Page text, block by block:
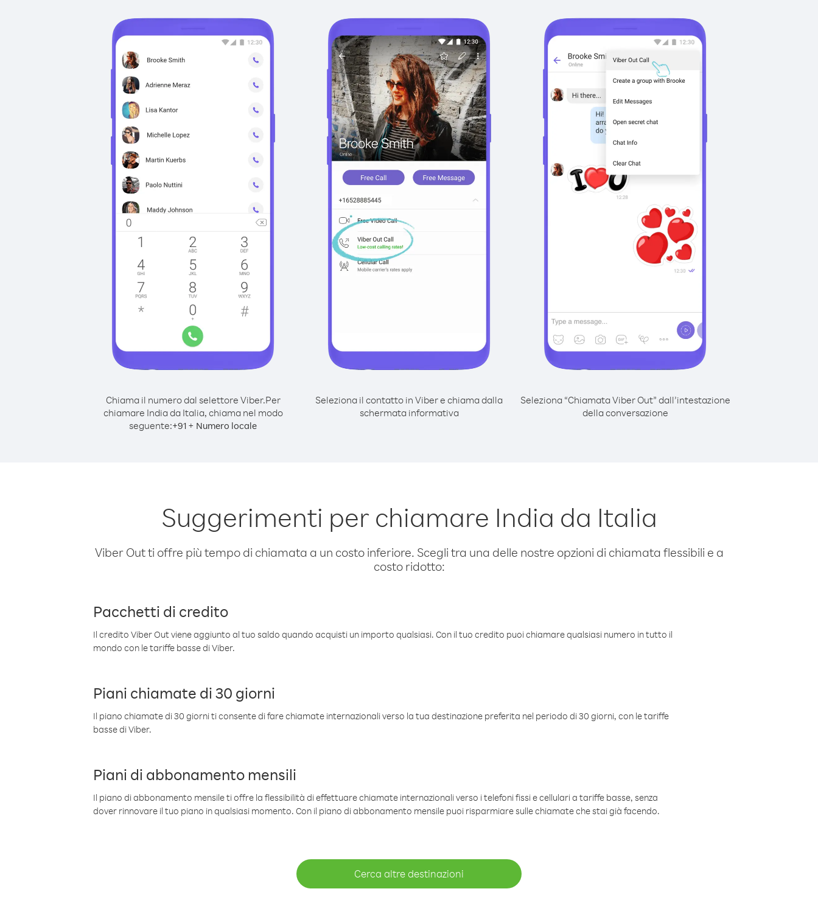
Chiama il numero dal selettore Viber.Per
chiamare India da Italia, chiama nel modo
seguente:+91 + Numero locale
Seleziona il contatto in Viber e chiama dalla
schermata informativa
Seleziona “Chiamata Viber Out” dall’intestazione
della conversazione
Suggerimenti per chiamare India da Italia
Viber Out ti offre più tempo di chiamata a un costo inferiore. Scegli tra una delle nostre opzioni di chiamata flessibili e a
costo ridotto:
Pacchetti di credito
Il credito Viber Out viene aggiunto al tuo saldo quando acquisti un importo qualsiasi. Con il tuo credito puoi chiamare qualsiasi numero in tutto il
mondo con le tariffe basse di Viber.
Piani chiamate di 30 giorni
Il piano chiamate di 30 giorni ti consente di fare chiamate internazionali verso la tua destinazione preferita nel periodo di 30 giorni, con le tariffe
basse di Viber.
Piani di abbonamento mensili
Il piano di abbonamento mensile ti offre la flessibilità di effettuare chiamate internazionali verso i telefoni fissi e cellulari a tariffe basse, senza
dover rinnovare il tuo piano in qualsiasi momento. Con il piano di abbonamento mensile puoi risparmiare sulle chiamate che stai già facendo.
Cerca altre destinazioni